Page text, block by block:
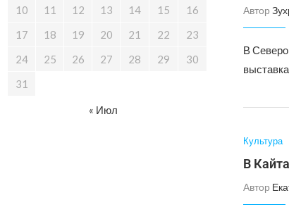
Автор
В
Культура
В
Автор
10
11 12 13 14 15
16
17
18 19 20 21 22
23
24
25 26 27 28 29
30
31
« Июл